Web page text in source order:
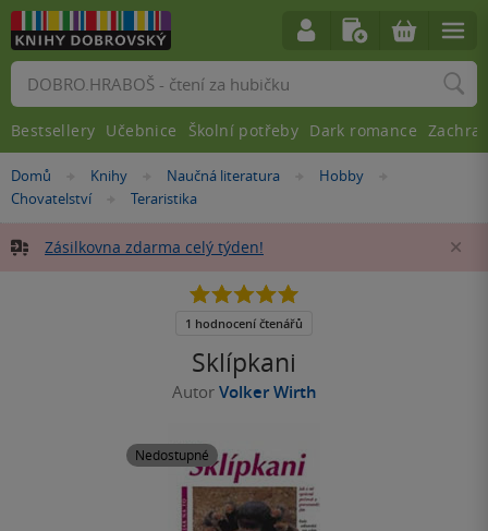
Nacházíte
se
Domů »Knihy »Naučná literatura »Hobby
Chovatelství »
Teraristika
Zásilkovna zdarma celý týden!
Sklípkani
Autor Volker Wirth
Nedostupné
5.0
5
1 hodnocení čtenářů
Vyhledávání
Bestsellery Učebnice Školní potřeby Dark romance